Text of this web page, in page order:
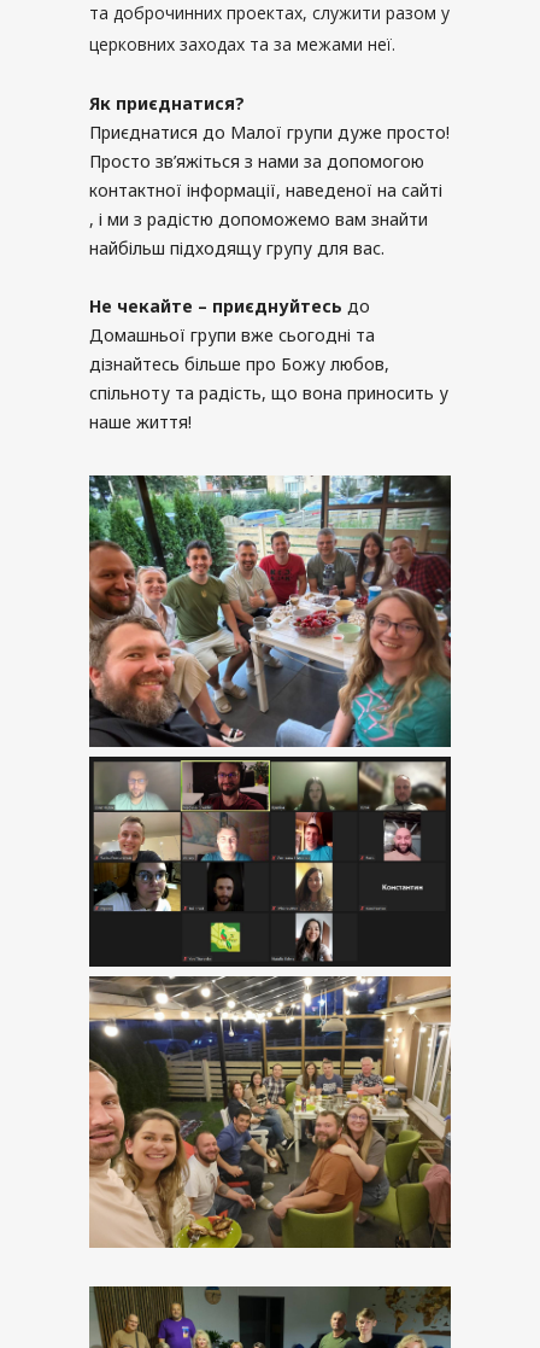
та доброчинних проектах, служити разом у
церковних заходах та за межами неї.
Як приєднатися?
Приєднатися до Малої групи дуже просто!
Просто зв’яжіться з нами за допомогою
контактної інформації, наведеної на сайті
, і ми з радістю допоможемо вам знайти
найбільш підходящу групу для вас.
Не чекайте – приєднуйтесь до
Домашньої групи вже сьогодні та
дізнайтесь більше про Божу любов,
спільноту та радість, що вона приносить у
наше життя!